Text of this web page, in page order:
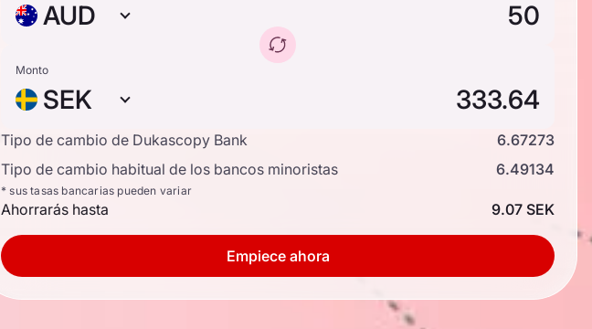
AUD
Monto
SEK
Tipo de cambio de Dukascopy Bank
6.67273
Tipo de cambio habitual de los bancos minoristas
6.49134
* sus tasas bancarias pueden variar
Ahorrarás hasta 9.07 SEK
Empiece ahora